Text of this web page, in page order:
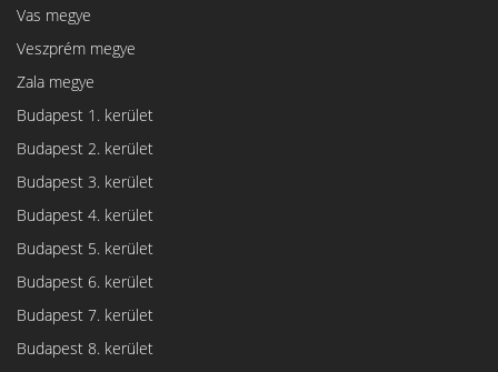
Vas megye
Veszprém megye
Zala megye
Budapest 1. kerület
Budapest 2. kerület
Budapest 3. kerület
Budapest 4. kerület
Budapest 5. kerület
Budapest 6. kerület
Budapest 7. kerület
Budapest 8. kerület